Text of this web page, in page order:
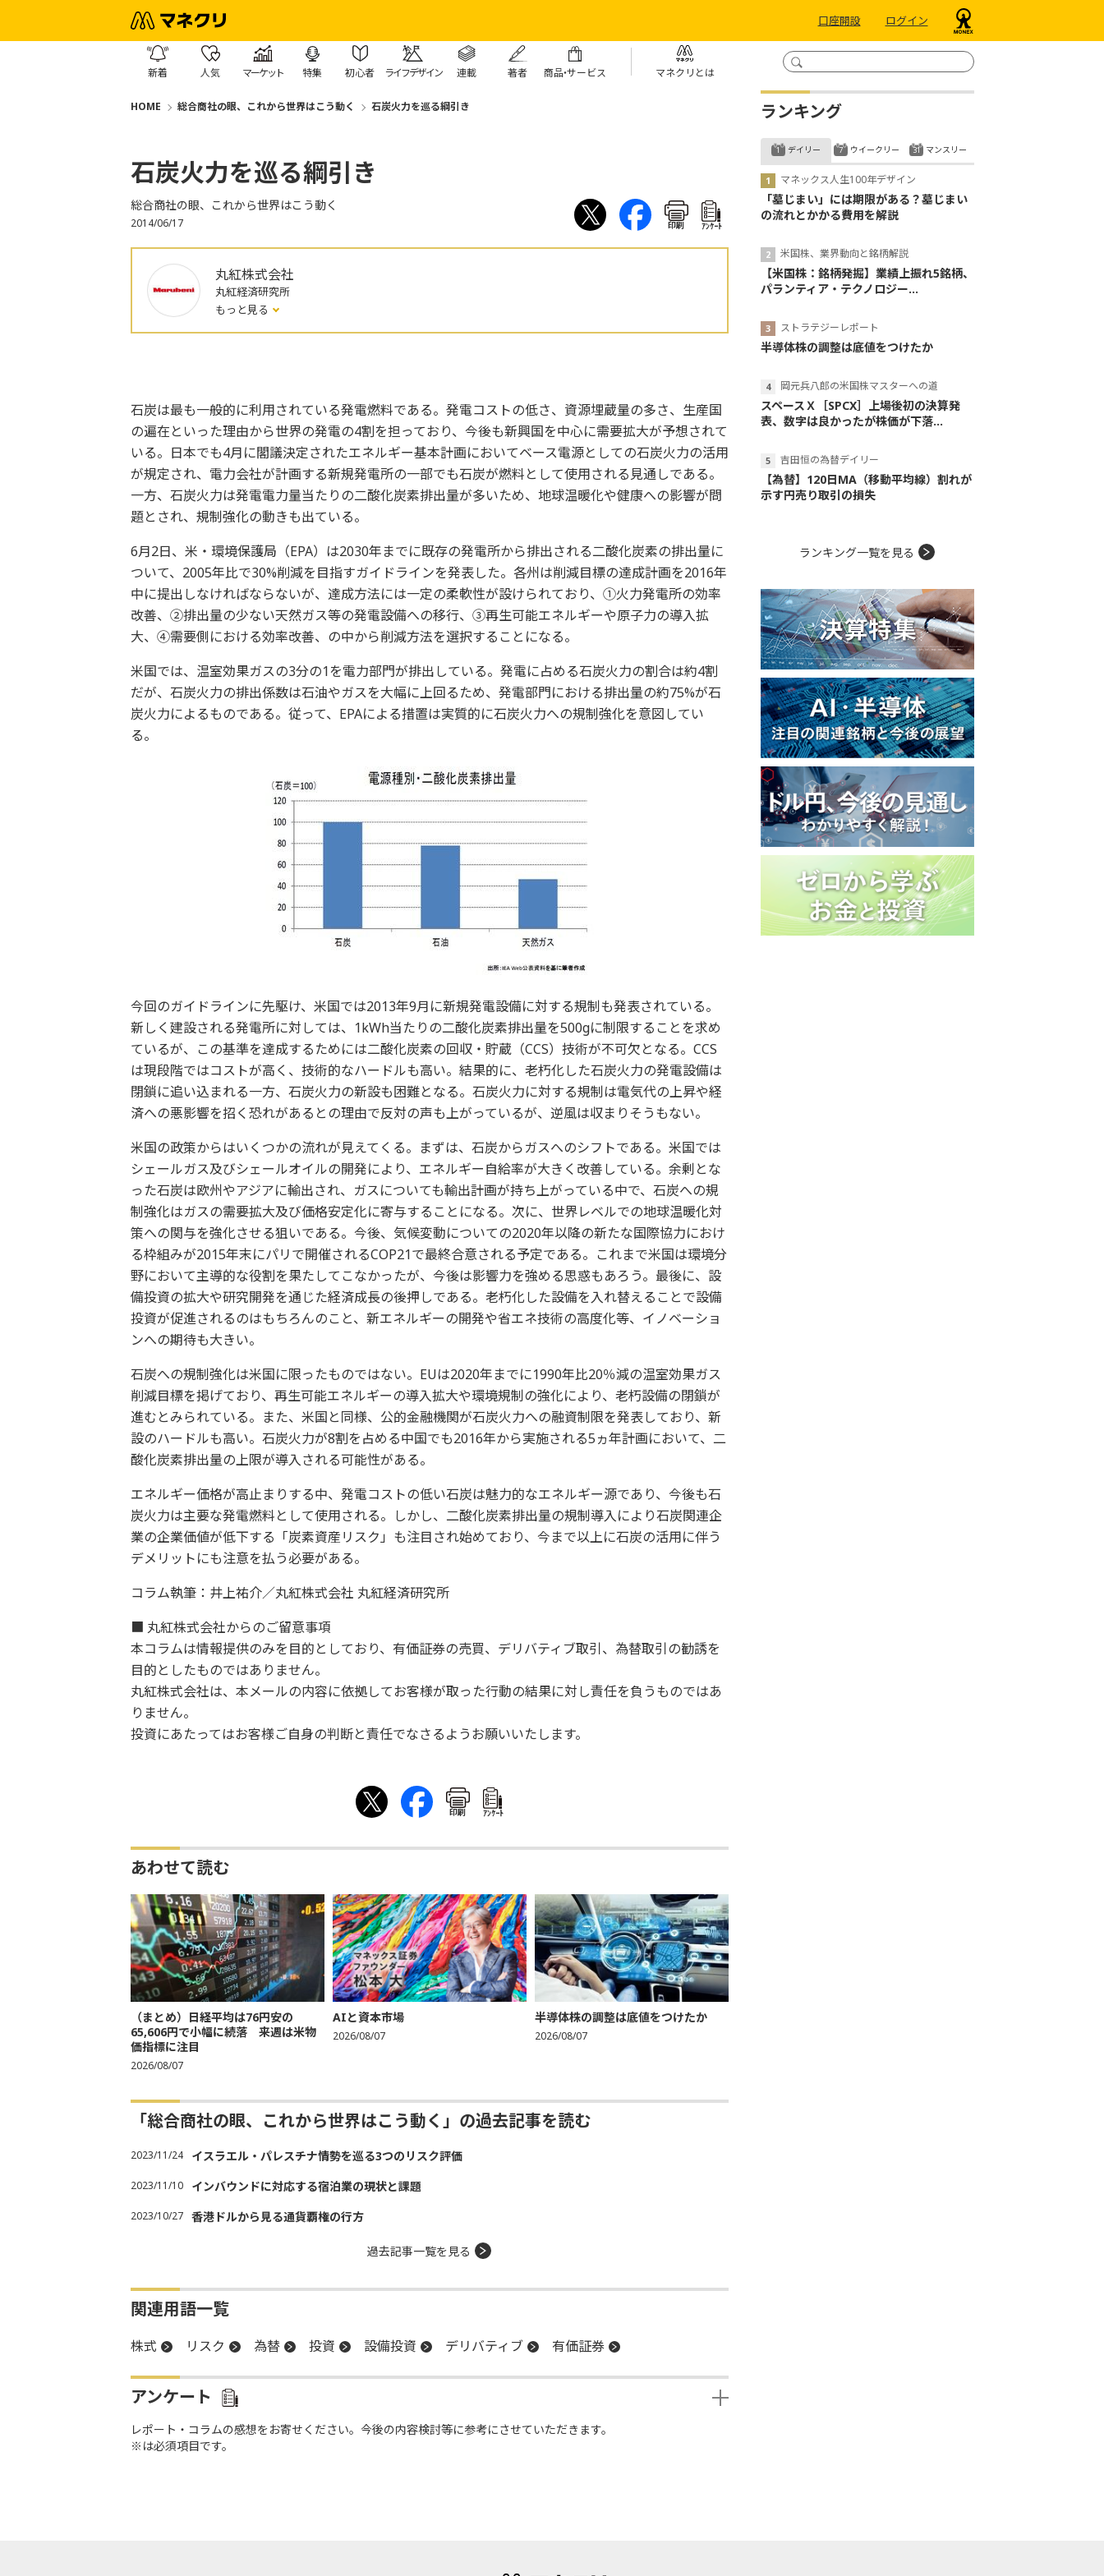
口座開設 ログイン
新着 人気 マーケット 特集 初心者 ライフデザイン 連載 著者 商品・サービス マネクリとは
HOME 総合商社の眼、これから世界はこう動く 石炭火力を巡る綱引き
石炭火力を巡る綱引き
総合商社の眼、これから世界はこう動く
2014/06/17 印刷 ｱﾝｹｰﾄ
丸紅株式会社
丸紅経済研究所
もっと見る
石炭は最も一般的に利用されている発電燃料である。発電コストの低さ、資源埋蔵量の多さ、生産国
の遍在といった理由から世界の発電の4割を担っており、今後も新興国を中心に需要拡大が予想されて
いる。日本でも4月に閣議決定されたエネルギー基本計画においてベース電源としての石炭火力の活用
が規定され、電力会社が計画する新規発電所の一部でも石炭が燃料として使用される見通しである。
一方、石炭火力は発電電力量当たりの二酸化炭素排出量が多いため、地球温暖化や健康への影響が問
題とされ、規制強化の動きも出ている。
6月2日、米・環境保護局（EPA）は2030年までに既存の発電所から排出される二酸化炭素の排出量に
ついて、2005年比で30%削減を目指すガイドラインを発表した。各州は削減目標の達成計画を2016年
中に提出しなければならないが、達成方法には一定の柔軟性が設けられており、①火力発電所の効率
改善、②排出量の少ない天然ガス等の発電設備への移行、③再生可能エネルギーや原子力の導入拡
大、④需要側における効率改善、の中から削減方法を選択することになる。
米国では、温室効果ガスの3分の1を電力部門が排出している。発電に占める石炭火力の割合は約4割
だが、石炭火力の排出係数は石油やガスを大幅に上回るため、発電部門における排出量の約75%が石
炭火力によるものである。従って、EPAによる措置は実質的に石炭火力への規制強化を意図してい
る。
今回のガイドラインに先駆け、米国では2013年9月に新規発電設備に対する規制も発表されている。
新しく建設される発電所に対しては、1kWh当たりの二酸化炭素排出量を500gに制限することを求め
ているが、この基準を達成するためには二酸化炭素の回収・貯蔵（CCS）技術が不可欠となる。CCS
は現段階ではコストが高く、技術的なハードルも高い。結果的に、老朽化した石炭火力の発電設備は
閉鎖に追い込まれる一方、石炭火力の新設も困難となる。石炭火力に対する規制は電気代の上昇や経
済への悪影響を招く恐れがあるとの理由で反対の声も上がっているが、逆風は収まりそうもない。
米国の政策からはいくつかの流れが見えてくる。まずは、石炭からガスへのシフトである。米国では
シェールガス及びシェールオイルの開発により、エネルギー自給率が大きく改善している。余剰とな
った石炭は欧州やアジアに輸出され、ガスについても輸出計画が持ち上がっている中で、石炭への規
制強化はガスの需要拡大及び価格安定化に寄与することになる。次に、世界レベルでの地球温暖化対
策への関与を強化させる狙いである。今後、気候変動についての2020年以降の新たな国際協力におけ
る枠組みが2015年末にパリで開催されるCOP21で最終合意される予定である。これまで米国は環境分
野において主導的な役割を果たしてこなかったが、今後は影響力を強める思惑もあろう。最後に、設
備投資の拡大や研究開発を通じた経済成長の後押しである。老朽化した設備を入れ替えることで設備
投資が促進されるのはもちろんのこと、新エネルギーの開発や省エネ技術の高度化等、イノベーショ
ンへの期待も大きい。
石炭への規制強化は米国に限ったものではない。EUは2020年までに1990年比20％減の温室効果ガス
削減目標を掲げており、再生可能エネルギーの導入拡大や環境規制の強化により、老朽設備の閉鎖が
進むとみられている。また、米国と同様、公的金融機関が石炭火力への融資制限を発表しており、新
設のハードルも高い。石炭火力が8割を占める中国でも2016年から実施される5ヵ年計画において、二
酸化炭素排出量の上限が導入される可能性がある。
エネルギー価格が高止まりする中、発電コストの低い石炭は魅力的なエネルギー源であり、今後も石
炭火力は主要な発電燃料として使用される。しかし、二酸化炭素排出量の規制導入により石炭関連企
業の企業価値が低下する「炭素資産リスク」も注目され始めており、今まで以上に石炭の活用に伴う
デメリットにも注意を払う必要がある。
コラム執筆：井上祐介／丸紅株式会社 丸紅経済研究所
■ 丸紅株式会社からのご留意事項
本コラムは情報提供のみを目的としており、有価証券の売買、デリバティブ取引、為替取引の勧誘を
目的としたものではありません。
丸紅株式会社は、本メールの内容に依拠してお客様が取った行動の結果に対し責任を負うものではあ
りません。
投資にあたってはお客様ご自身の判断と責任でなさるようお願いいたします。
印刷 ｱﾝｹｰﾄ
あわせて読む
（まとめ）日経平均は76円安の
65,606円で小幅に続落 来週は米物
価指標に注目
2026/08/07
AIと資本市場
2026/08/07
半導体株の調整は底値をつけたか
2026/08/07
「総合商社の眼、これから世界はこう動く」の過去記事を読む
2023/11/24 イスラエル・パレスチナ情勢を巡る3つのリスク評価
2023/11/10 インバウンドに対応する宿泊業の現状と課題
2023/10/27 香港ドルから見る通貨覇権の行方
過去記事一覧を見る
関連用語一覧
株式 リスク 為替 投資 設備投資 デリバティブ 有価証券
アンケート
レポート・コラムの感想をお寄せください。今後の内容検討等に参考にさせていただきます。
※は必須項目です。
ランキング
デイリー
マネックス人生100年デザイン
「墓じまい」には期限がある？墓じまい
の流れとかかる費用を解説
米国株、業界動向と銘柄解説
【米国株：銘柄発掘】業績上振れ5銘柄、
パランティア・テクノロジー...
ストラテジーレポート
半導体株の調整は底値をつけたか
岡元兵八郎の米国株マスターへの道
スペースＸ［SPCX］上場後初の決算発
表、数字は良かったが株価が下落...
吉田恒の為替デイリー
【為替】120日MA（移動平均線）割れが
示す円売り取引の損失
ウイークリー マンスリー
ランキング一覧を見る